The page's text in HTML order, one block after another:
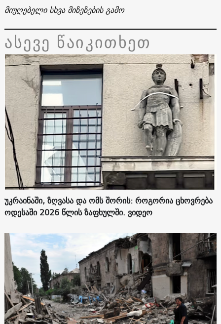
მიუღებელი სხვა მიზეზების გამო
ასევე წაიკითხეთ
უკრაინაში, ზღვასა და ომს შორის: როგორია ცხოვრება
ოდესაში 2026 წლის ზაფხულში. ვიდეო